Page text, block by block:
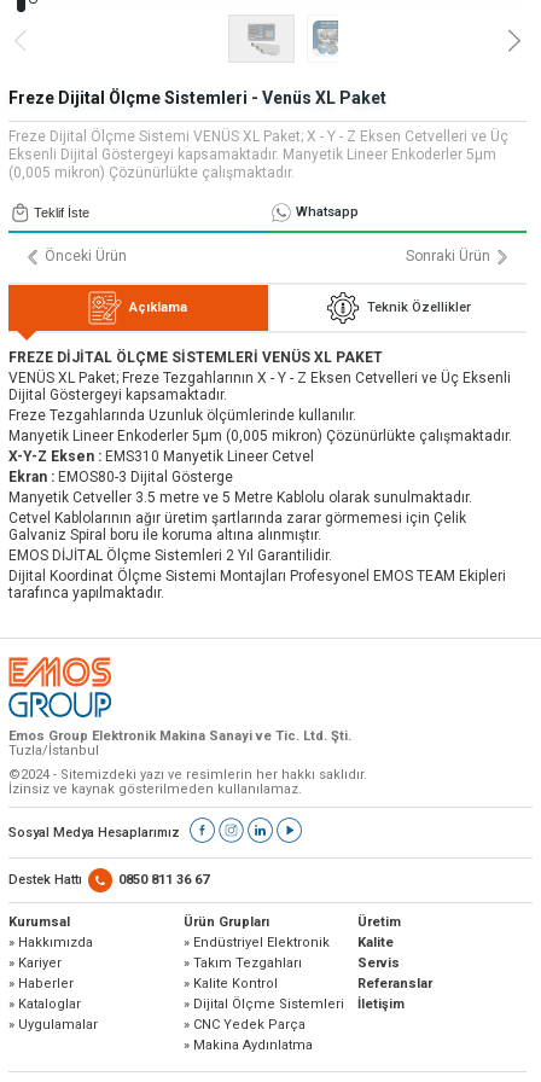
» Uygulamalar
» CNC Yedek Parça
» Makina Aydınlatma
Freze Dijital Ölçme Sistemleri - Venüs XL Paket
Freze Dijital Ölçme Sistemi VENÜS XL Paket; X - Y - Z Eksen Cetvelleri ve Üç
Eksenli Dijital Göstergeyi kapsamaktadır. Manyetik Lineer Enkoderler 5µm
(0,005 mikron) Çözünürlükte çalışmaktadır.
Teklif İste Whatsapp
Önceki Ürün Sonraki Ürün
Açıklama Teknik Özellikler
FREZE DİJİTAL ÖLÇME SİSTEMLERİ VENÜS XL PAKET
VENÜS XL Paket; Freze Tezgahlarının X - Y - Z Eksen Cetvelleri ve Üç Eksenli
Dijital Göstergeyi kapsamaktadır.
Freze Tezgahlarında Uzunluk ölçümlerinde kullanılır.
Manyetik Lineer Enkoderler 5µm (0,005 mikron) Çözünürlükte çalışmaktadır.
X-Y-Z Eksen :EMS310 Manyetik Lineer Cetvel
Ekran :EMOS80-3 Dijital Gösterge
Manyetik Cetveller 3.5 metre ve 5 Metre Kablolu olarak sunulmaktadır.
Cetvel Kablolarının ağır üretim şartlarında zarar görmemesi için Çelik
Galvaniz Spiral boru ile koruma altına alınmıştır.
EMOS DİJİTAL Ölçme Sistemleri 2 Yıl Garantilidir.
Dijital Koordinat Ölçme Sistemi Montajları Profesyonel EMOS TEAM Ekipleri
tarafınca yapılmaktadır.
Emos Group Elektronik Makina Sanayi ve Tic. Ltd. Şti.
Tuzla/İstanbul
©2024 - Sitemizdeki yazı ve resimlerin her hakkı saklıdır.
İzinsiz ve kaynak gösterilmeden kullanılamaz.
Sosyal Medya Hesaplarımız
Destek Hattı 0850 811 36 67
Kurumsal
» Hakkımızda
» Kariyer
» Haberler
» Kataloglar
» Uygulamalar
Ürün Grupları
» Endüstriyel Elektronik
» Takım Tezgahları
» Kalite Kontrol
» Dijital Ölçme Sistemleri
» CNC Yedek Parça
» Makina Aydınlatma
Üretim
Kalite
Servis
Referanslar
İletişim